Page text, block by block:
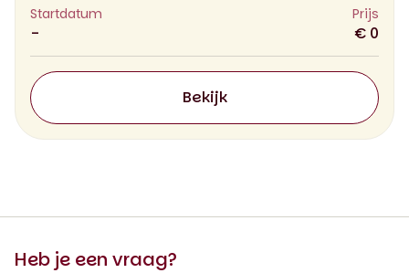
Startdatum
-
Prijs
€ 0
Bekijk
Heb je een vraag?